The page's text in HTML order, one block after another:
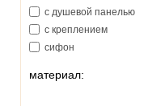
Laufen (Австрия)
Oras (Финляндия)
Paffoni (Италия)
Primera (Италия)
с душевой панелью
с креплением
сифон
слив-перелив
материал: